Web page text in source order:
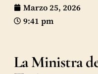
Marzo 25, 2026
9:41 pm
La Ministra